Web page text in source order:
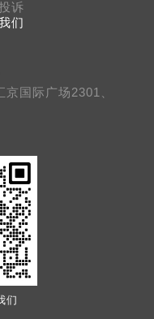
诉
们
国际广场2301、
们